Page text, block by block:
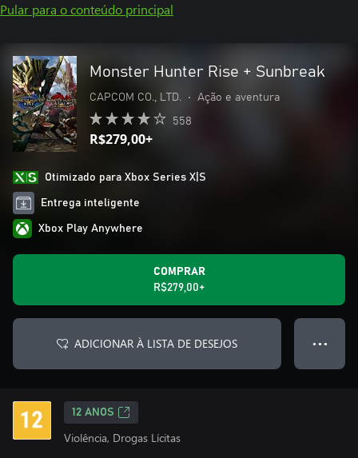
Pular para o conteúdo principal
Monster Hunter Rise + Sunbreak
CAPCOM CO., LTD. • Ação e aventura
558
R$279,00+
Otimizado para Xbox Series X|S
Entrega inteligente
Xbox Play Anywhere
COMPRAR
R$279,00+
ADICIONAR À LISTA DE DESEJOS ● ● ●
12 ANOS
Violência, Drogas Lícitas